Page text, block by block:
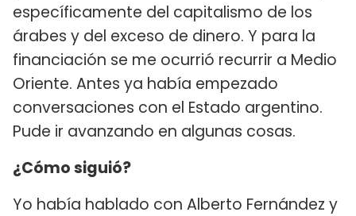
específicamente del capitalismo de los
árabes y del exceso de dinero. Y para la
financiación se me ocurrió recurrir a Medio
Oriente. Antes ya había empezado
conversaciones con el Estado argentino.
Pude ir avanzando en algunas cosas.
¿Cómo siguió?
Yo había hablado con Alberto Fernández y